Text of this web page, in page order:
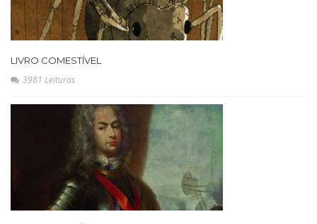
LIVRO COMESTÍVEL
3981 Leituras